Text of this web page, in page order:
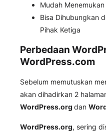
Mudah
Bisa Dihubungkan
Pihak Ketiga
Perbedaan
WordPress.com
Sebelum memutuskan
akan dihadirkan 2
WordPress.org dan
WordPress.org, sering